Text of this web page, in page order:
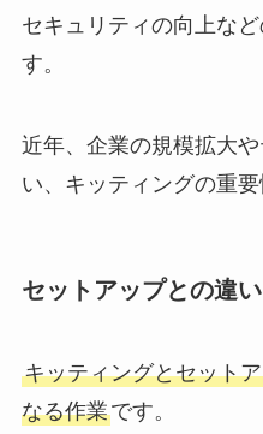
セキュリティの向上な
す。
近年、企業の規模拡大
い、キッティングの重要
セットアップとの違い
キッティングとセット
なる作業です。